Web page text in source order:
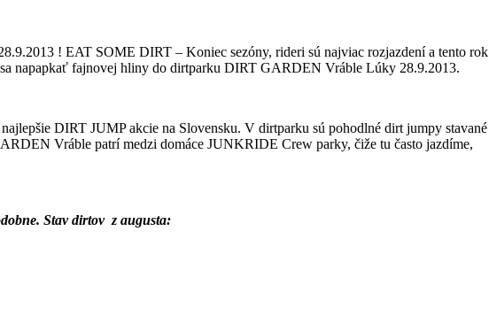
! EAT SOME DIRT – Koniec sezóny, rideri sú najviac rozjazdení a tento rok
napapkať fajnovej hliny do dirtparku DIRT GARDEN Vráble Lúky 28.9.2013.
DIRT JUMP akcie na Slovensku. V dirtparku sú pohodlné dirt jumpy stavané
Vráble patrí medzi domáce JUNKRIDE Crew parky, čiže tu často jazdíme,
Stav dirtov z augusta: